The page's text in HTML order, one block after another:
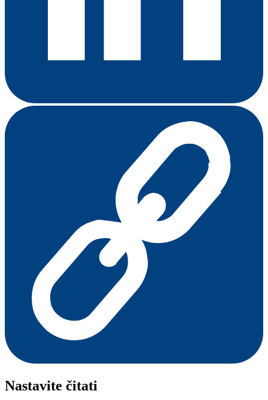
Nastavite čitati